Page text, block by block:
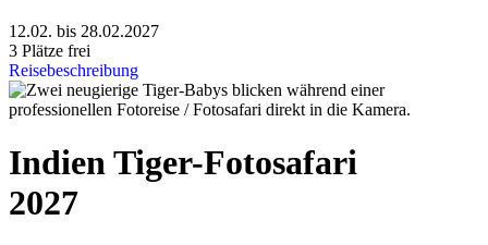
12.02. bis 28.02.2027
3 Plätze frei
Reisebeschreibung
Indien Tiger-Fotosafari
2027